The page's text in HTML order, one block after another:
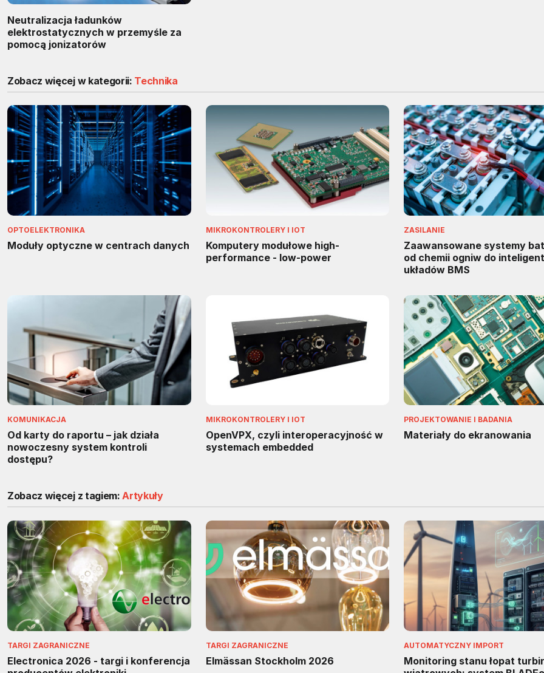
Neutralizacja ładunków
elektrostatycznych w przemyśle za
pomocą jonizatorów
Zobacz więcej w kategorii: Technika
OPTOELEKTRONIKA
Moduły optyczne w centrach danych
MIKROKONTROLERY I IOT
Komputery modułowe high-
performance - low-power
ZASILANIE
Zaawansowane systemy
od chemii ogniw do
układów BMS
KOMUNIKACJA
Od karty do raportu – jak działa
nowoczesny system kontroli
dostępu?
MIKROKONTROLERY I IOT
OpenVPX, czyli interoperacyjność w
systemach embedded
PROJEKTOWANIE I BADANIA
Materiały do ekranowania
Zobacz więcej z tagiem:Artykuły
TARGI ZAGRANICZNE
Electronica 2026 - targi i konferencja
TARGI ZAGRANICZNE
Elmässan Stockholm 2026
AUTOMATYCZNY IMPORT
Monitoring stanu łopat